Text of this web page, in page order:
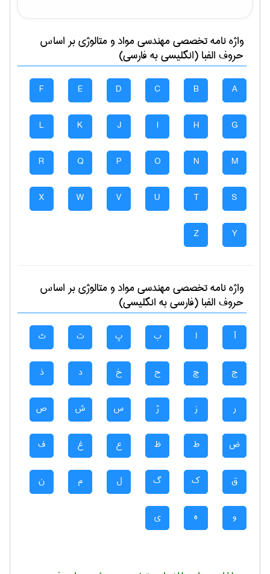
واژه نامه تخصصیمهندسی مواد و متالوژیبر اساس
حروف الفبا (انگلیسی به فارسی)
A
B
C
D
E
F
G
H
I
J
K
L
M
N
O
P
Q
R
S
T
U
V
W
X
Y
Z
واژه نامه تخصصیمهندسی مواد و متالوژیبر اساس
حروف الفبا (فارسی به انگلیسی)
آ ا ب پ ت ث
ج چ ح خ د ذ
ر ز ژ س ش ص
ض ط ظ ع غ ف
ق ک گ ل م ن
و ه ی